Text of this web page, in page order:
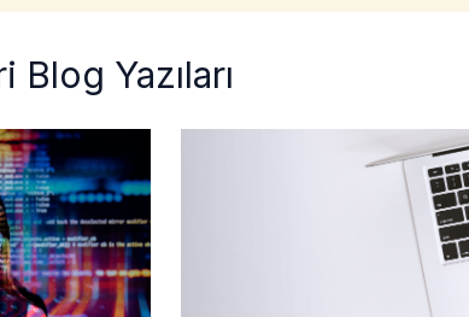
Yazıları